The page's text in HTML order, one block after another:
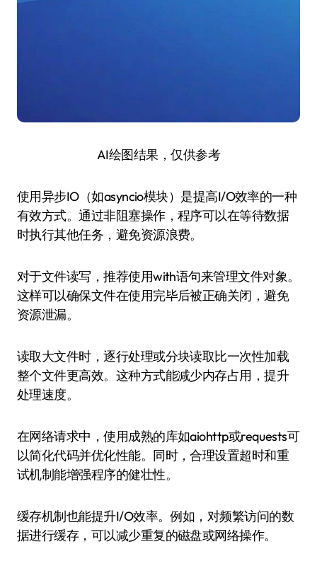
AI绘图结果，仅供参考
使用异步IO（如asyncio模块）是提高I/O效率的一种
有效方式。通过非阻塞操作，程序可以在等待数据
时执行其他任务，避免资源浪费。
对于文件读写，推荐使用with语句来管理文件对象。
这样可以确保文件在使用完毕后被正确关闭，避免
资源泄漏。
读取大文件时，逐行处理或分块读取比一次性加载
整个文件更高效。这种方式能减少内存占用，提升
处理速度。
在网络请求中，使用成熟的库如aiohttp或requests可
以简化代码并优化性能。同时，合理设置超时和重
试机制能增强程序的健壮性。
缓存机制也能提升I/O效率。例如，对频繁访问的数
据进行缓存，可以减少重复的磁盘或网络操作。